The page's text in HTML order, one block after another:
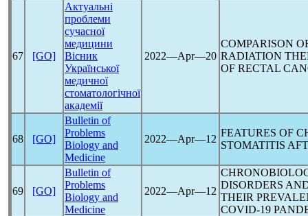
67 [GO]
Актуальні
проблеми
сучасної
медицини
Вісник
Української
медичної
стоматологічної
академії
2022―Apr―20
COMPARISON
RADIATION
OF RECTAL
68 [GO]
Bulletin of
Problems
Biology and
Medicine
2022―Apr―12
FEATURES OF
STOMATITIS
69 [GO]
Bulletin of
Problems
Biology and
Medicine
2022―Apr―12
DISORDERS
THEIR
COVID-19